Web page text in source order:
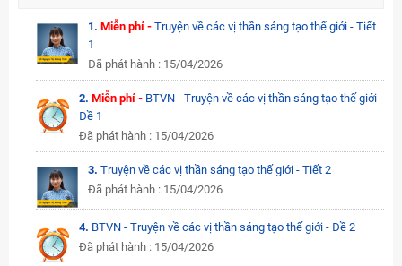
1. Miễn phí - Truyện về các vị thần sáng tạo thế giới - Tiết
1
Đã phát hành : 15/04/2026
2.Miễn phí - BTVN - Truyện về các vị thần sáng tạo thế giới -
Đề 1
Đã phát hành : 15/04/2026
3. Truyện về các vị thần sáng tạo thế giới - Tiết 2
Đã phát hành : 15/04/2026
4. BTVN - Truyện về các vị thần sáng tạo thế giới - Đề 2
Đã phát hành : 15/04/2026